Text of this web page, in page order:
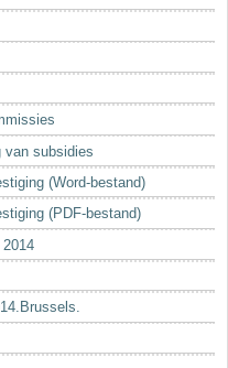
van subsidies
(Word-bestand)
(PDF-bestand)